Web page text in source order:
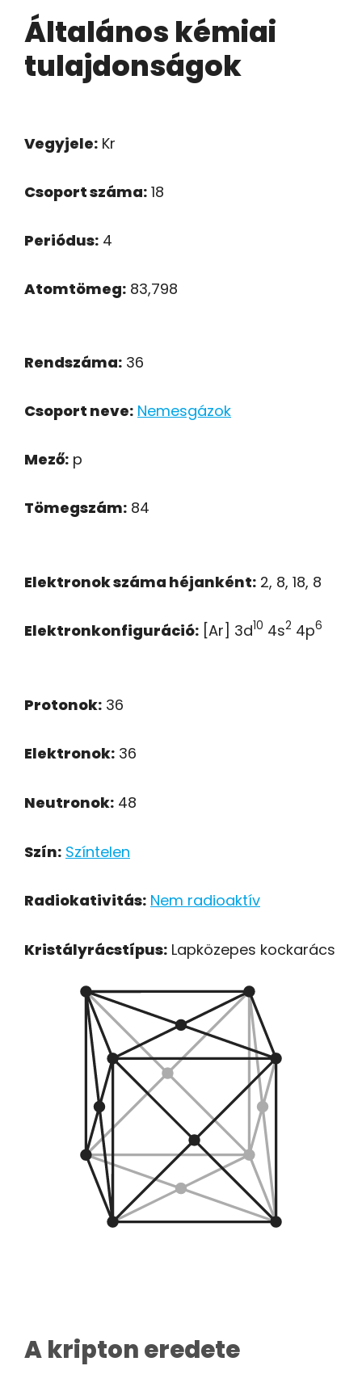
Általános kémiai
tulajdonságok
Vegyjele: Kr
Csoport száma: 18
Periódus: 4
Atomtömeg: 83,798
Rendszáma: 36
Csoport neve: Nemesgázok
Mező: p
Tömegszám: 84
Elektronok száma héjanként: 2, 8, 18, 8
Elektronkonfiguráció: [Ar] 3d10 4s2 4p6
Protonok: 36
Elektronok: 36
Neutronok: 48
Szín: Színtelen
Radiokativitás: Nem radioaktív
Kristályrácstípus: Lapközepes kockarács
A kripton eredete